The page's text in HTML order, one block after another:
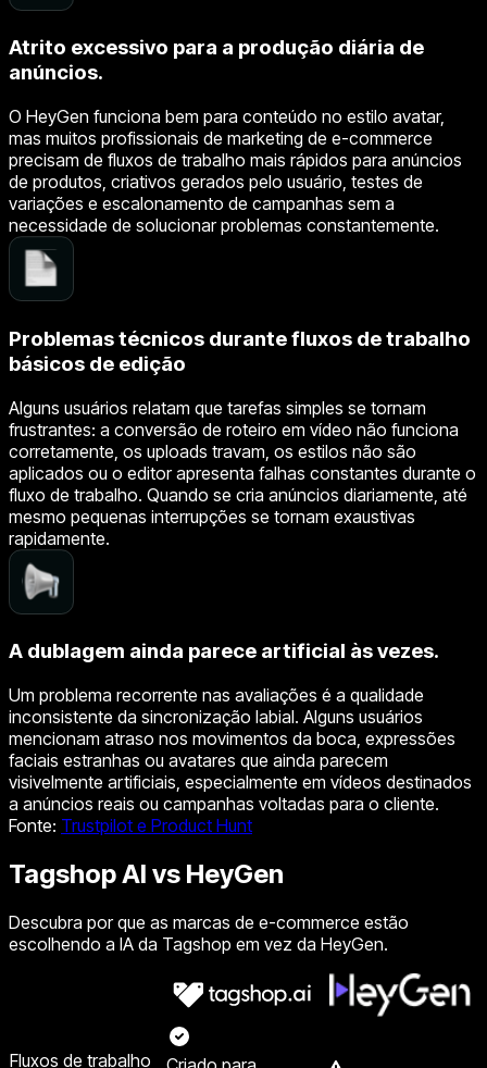
Atrito excessivo para a produção diária de
anúncios.
O HeyGen funciona bem para conteúdo no estilo avatar,
mas muitos profissionais de marketing de e-commerce
precisam de fluxos de trabalho mais rápidos para anúncios
de produtos, criativos gerados pelo usuário, testes de
variações e escalonamento de campanhas sem a
necessidade de solucionar problemas constantemente.
Problemas técnicos durante fluxos de trabalho
básicos de edição
Alguns usuários relatam que tarefas simples se tornam
frustrantes: a conversão de roteiro em vídeo não funciona
corretamente, os uploads travam, os estilos não são
aplicados ou o editor apresenta falhas constantes durante o
fluxo de trabalho. Quando se cria anúncios diariamente, até
mesmo pequenas interrupções se tornam exaustivas
rapidamente.
A dublagem ainda parece artificial às vezes.
Um problema recorrente nas avaliações é a qualidade
inconsistente da sincronização labial. Alguns usuários
mencionam atraso nos movimentos da boca, expressões
faciais estranhas ou avatares que ainda parecem
visivelmente artificiais, especialmente em vídeos destinados
a anúncios reais ou campanhas voltadas para o cliente.
Fonte: Trustpilot e Product Hunt
Tagshop AI vs HeyGen
Descubra por que as marcas de e-commerce estão
escolhendo a IA da Tagshop em vez da HeyGen.
Fluxos de trabalho